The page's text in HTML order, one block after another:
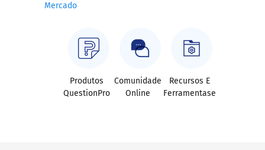
Mercado
Produtos
QuestionPro
Comunidade
Online
Recursos E
Ferramentase